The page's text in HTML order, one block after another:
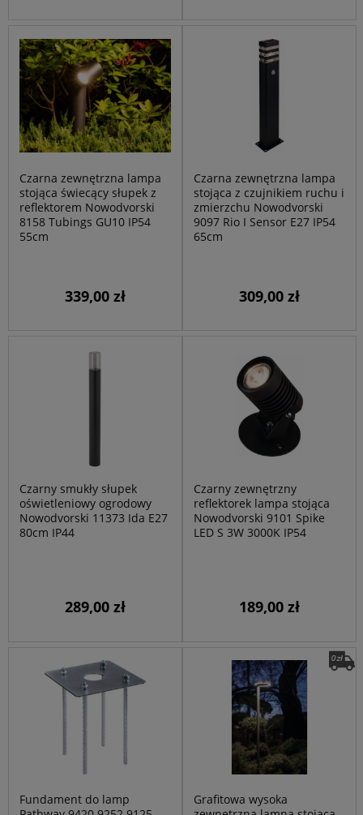
Czarna zewnętrzna lampa
stojąca świecący słupek z
reflektorem Nowodvorski
8158 Tubings GU10 IP54
55cm
339,00 zł
Czarna zewnętrzna lampa
stojąca z czujnikiem ruchu i
zmierzchu Nowodvorski
9097 Rio I Sensor E27 IP54
65cm
309,00 zł
Czarny smukły słupek
oświetleniowy ogrodowy
Nowodvorski 11373 Ida E27
80cm IP44
289,00 zł
Czarny zewnętrzny
reflektorek lampa stojąca
Nowodvorski 9101 Spike
LED S 3W 3000K IP54
189,00 zł
Fundament do lamp
Grafitowa wysoka